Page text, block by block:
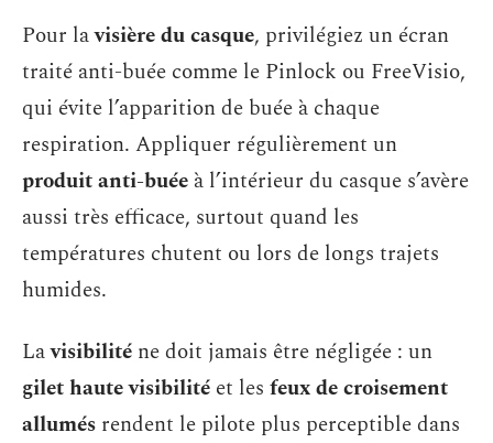
Pour lavisière du casque, privilégiez un écran
traité anti-buée comme le Pinlock ou FreeVisio,
qui évite l’apparition de buée à chaque
respiration. Appliquer régulièrement un
produit anti-buée à l’intérieur du casque s’avère
aussi très efficace, surtout quand les
températures chutent ou lors de longs trajets
humides.
Lavisibilité ne doit jamais être négligée : un
gilet haute visibilité et les feux de croisement
allumés rendent le pilote plus perceptible dans